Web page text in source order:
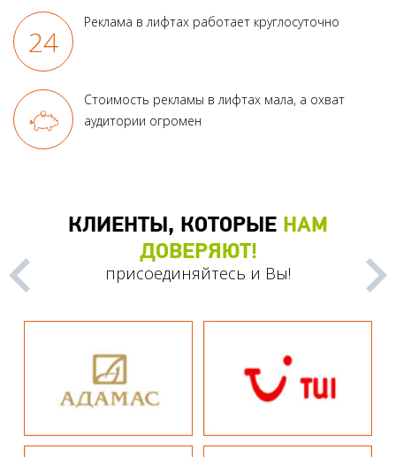
Реклама в лифтах работает круглосуточно
Стоимость рекламы в лифтах мала, а охват
аудитории огромен
КЛИЕНТЫ, КОТОРЫЕ НАМ
ДОВЕРЯЮТ!
присоединяйтесь и Вы!